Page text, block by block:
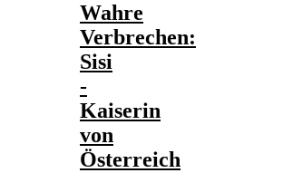
Wahre
Verbrechen:
Sisi
-
Kaiserin
von
Österreich